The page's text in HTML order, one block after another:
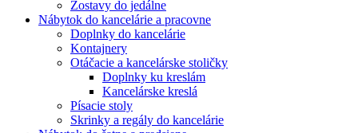
Zostavy do jedálne
Nábytok do kancelárie a pracovne
Doplnky do kancelárie
Kontajnery
Otáčacie a kancelárske stoličky
Doplnky ku kreslám
Kancelárske kreslá
Písacie stoly
Skrinky a regály do kancelárie